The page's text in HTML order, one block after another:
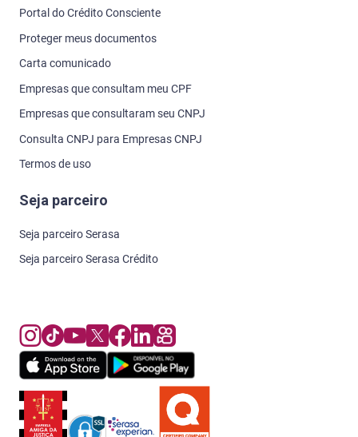
Portal do Crédito Consciente
Proteger meus documentos
Carta comunicado
Empresas que consultam meu CPF
Empresas que consultaram seu CNPJ
Consulta CNPJ para Empresas CNPJ
Termos de uso
Seja parceiro
Seja parceiro Serasa
Seja parceiro Serasa Crédito